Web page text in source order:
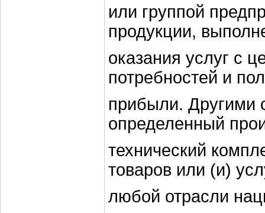
или группой
продукции,
оказания услуг с
потребностей и
прибыли. Другими
определенный
технический
товаров или (и)
любой отрасли